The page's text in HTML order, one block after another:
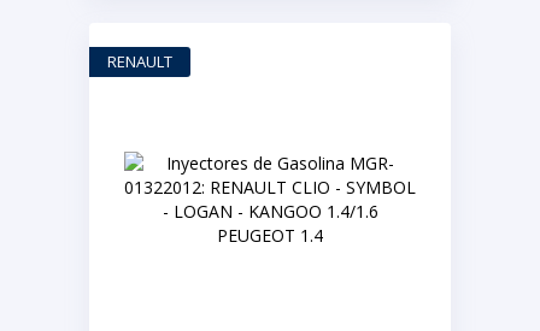
RENAULT